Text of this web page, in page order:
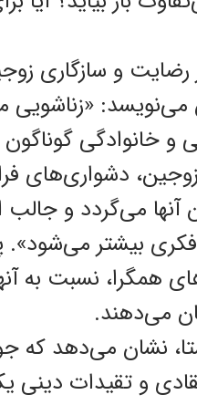
رضایت و سازگاری
‌ایمان می‌نویسد:
خانوادگی
دشواری‌های
آنها می‌گردد و
بیشتر می‌شود».
همگرا، نسبت به
می‌دهند.
نشان می‌دهد که
و تقیدات دینی